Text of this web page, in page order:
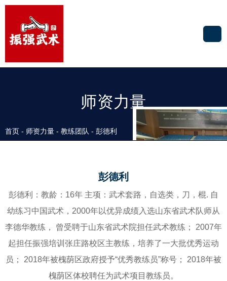
师资力量
首页 - 师资力量 - 教练团队 - 彭德利
彭德利
彭德利：教龄：16年 主项：武术套路，自选类，刀，棍. 自
幼练习中国武术，2000年以优异成绩入选山东省武术队师从
李德华教练， 曾受聘于山东省武术院担任武术教练； 2007年
起担任振强培训张庄路校区主教练，培养了一大批优秀运动
员； 2018年被槐荫区政府授予“优秀教练员”称号； 2018年被
槐荫区体校聘任为武术项目教练员。